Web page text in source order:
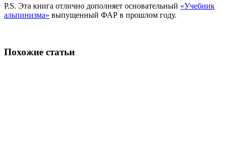
P.S. Эта книга отлично дополняет основательный «Учебник
альпинизма» выпущенный ФАР в прошлом году.
Похожие статьи